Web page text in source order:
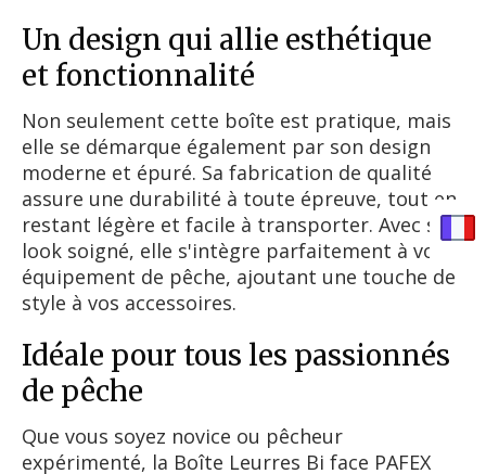
Un design qui allie esthétique
et fonctionnalité
Non seulement cette boîte est pratique, mais
elle se démarque également par son design
moderne et épuré. Sa fabrication de qualité
assure une durabilité à toute épreuve, tout en
restant légère et facile à transporter. Avec son
look soigné, elle s'intègre parfaitement à votre
équipement de pêche, ajoutant une touche de
style à vos accessoires.
Idéale pour tous les passionnés
de pêche
Que vous soyez novice ou pêcheur
expérimenté, la Boîte Leurres Bi face PAFEX